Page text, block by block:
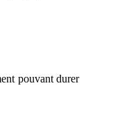
pouvant durer